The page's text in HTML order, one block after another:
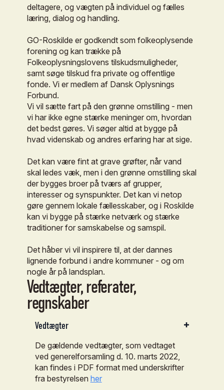
deltagere, og vægten på individuel og fælles
læring, dialog og handling.
GO-Roskilde er godkendt som folkeoplysende
forening og kan trække på
Folkeoplysningslovens tilskudsmuligheder,
samt søge tilskud fra private og offentlige
fonde. Vi er medlem af Dansk Oplysnings
Forbund.
Vi vil sætte fart på den grønne omstilling - men
vi har ikke egne stærke meninger om, hvordan
det bedst gøres. Vi søger altid at bygge på
hvad videnskab og andres erfaring har at sige.
Det kan være fint at grave grøfter, når vand
skal ledes væk, men i den grønne omstilling skal
der bygges broer på tværs af grupper,
interesser og synspunkter. Det kan vi netop
gøre gennem lokale fællesskaber, og i Roskilde
kan vi bygge på stærke netværk og stærke
traditioner for samskabelse og samspil.
Det håber vi vil inspirere til, at der dannes
lignende forbund i andre kommuner - og om
nogle år på landsplan.
Vedtægter,referater,
regnskaber
Vedtægter
De gældende vedtægter, som vedtaget
ved generelforsamling d. 10. marts 2022,
kan findes i PDF format med underskrifter
fra bestyrelsen her